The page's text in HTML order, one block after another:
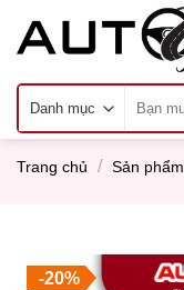
kiếm:
Trang chủ / Sản phẩm
-20%